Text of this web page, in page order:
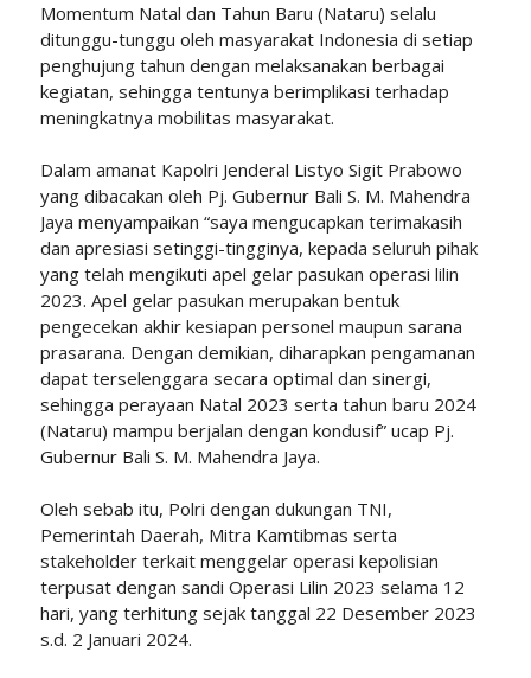
Momentum Natal dan Tahun Baru (Nataru) selalu
ditunggu-tunggu oleh masyarakat Indonesia di setiap
penghujung tahun dengan melaksanakan berbagai
kegiatan, sehingga tentunya berimplikasi terhadap
meningkatnya mobilitas masyarakat.
Dalam amanat Kapolri Jenderal Listyo Sigit Prabowo
yang dibacakan oleh Pj. Gubernur Bali S. M. Mahendra
Jaya menyampaikan “saya mengucapkan terimakasih
dan apresiasi setinggi-tingginya, kepada seluruh pihak
yang telah mengikuti apel gelar pasukan operasi lilin
2023. Apel gelar pasukan merupakan bentuk
pengecekan akhir kesiapan personel maupun sarana
prasarana. Dengan demikian, diharapkan pengamanan
dapat terselenggara secara optimal dan sinergi,
sehingga perayaan Natal 2023 serta tahun baru 2024
(Nataru) mampu berjalan dengan kondusif” ucap Pj.
Gubernur Bali S. M. Mahendra Jaya.
Oleh sebab itu, Polri dengan dukungan TNI,
Pemerintah Daerah, Mitra Kamtibmas serta
stakeholder terkait menggelar operasi kepolisian
terpusat dengan sandi Operasi Lilin 2023 selama 12
hari, yang terhitung sejak tanggal 22 Desember 2023
s.d. 2 Januari 2024.